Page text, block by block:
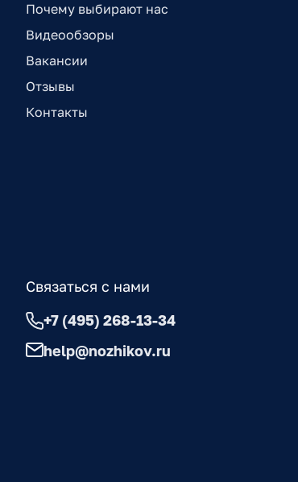
Почему выбирают нас
Видеообзоры
Вакансии
Отзывы
Контакты
Связаться с нами
+7 (495) 268-13-34
help@nozhikov.ru